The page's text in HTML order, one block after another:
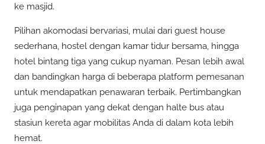
ke masjid.
Pilihan akomodasi bervariasi, mulai dari guest house
sederhana, hostel dengan kamar tidur bersama, hingga
hotel bintang tiga yang cukup nyaman. Pesan lebih awal
dan bandingkan harga di beberapa platform pemesanan
untuk mendapatkan penawaran terbaik. Pertimbangkan
juga penginapan yang dekat dengan halte bus atau
stasiun kereta agar mobilitas Anda di dalam kota lebih
hemat.